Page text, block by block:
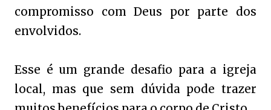
compromisso com Deus por parte dos
envolvidos.
Esse é um grande desafio para a igreja
local, mas que sem dúvida pode trazer